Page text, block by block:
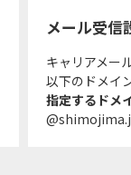
メール受信
キャリアメー
以下のドメイ
指定するドメ